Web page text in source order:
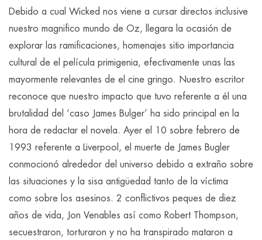
Debido a cual Wicked nos viene a cursar directos inclusive
nuestro magnifico mundo de Oz, llegara la ocasión de
explorar las ramificaciones, homenajes sitio importancia
cultural de el película primigenia, efectivamente unas las
mayormente relevantes de el cine gringo. Nuestro escritor
reconoce que nuestro impacto que tuvo referente a él una
brutalidad del ‘caso James Bulger’ ha sido principal en la
hora de redactar el novela. Ayer el 10 sobre febrero de
1993 referente a Liverpool, el muerte de James Bugler
conmocionó alrededor del universo debido a extraño sobre
las situaciones y la sisa antigüedad tanto de la víctima
como sobre los asesinos. 2 conflictivos peques de diez
años de vida, Jon Venables así­ como Robert Thompson,
secuestraron, torturaron y no ha transpirado mataron a